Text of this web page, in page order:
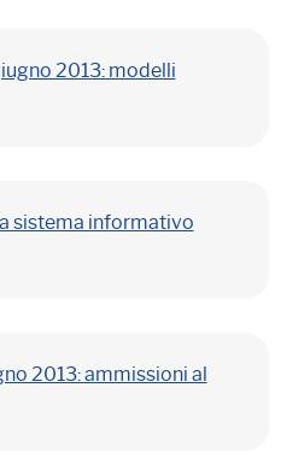
2013: modelli
sistema informativo
2013: ammissioni al